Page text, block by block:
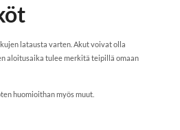
latausta varten. Akut voivat olla
aloitusaika tulee merkitä teipillä omaan
huomioithan myös muut.